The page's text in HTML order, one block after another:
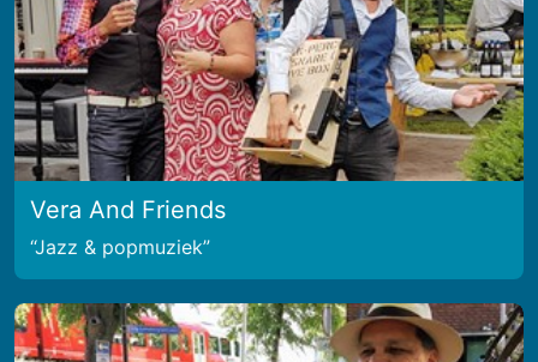
Vera And Friends
Jazz & popmuziek